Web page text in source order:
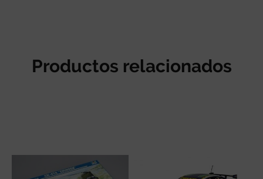
Productos relacionados